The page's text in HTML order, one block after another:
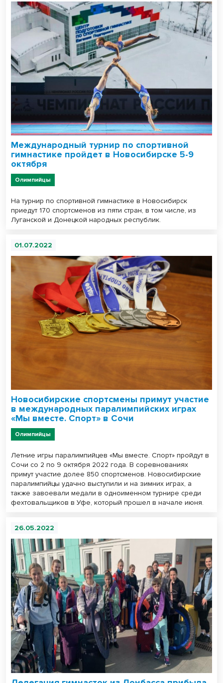
Международный турнир по спортивной
гимнастике пройдет в Новосибирске 5-9
октября
Олимпийцы
На турнир по спортивной гимнастике в Новосибирск
приедут 170 спортсменов из пяти стран, в том числе, из
Луганской и Донецкой народных республик.
01.07.2022
Новосибирские спортсмены примут участие
в международных паралимпийских играх
«Мы вместе. Спорт» в Сочи
Олимпийцы
Летние игры паралимпийцев «Мы вместе. Спорт» пройдут в
Сочи со 2 по 9 октября 2022 года. В соревнованиях
примут участие долее 850 спортсменов. Новосибирские
паралимпийцы удачно выступили и на зимних играх, а
также завоевали медали в одноименном турнире среди
фехтовальщиков в Уфе, который прошел в начале июня.
26.05.2022